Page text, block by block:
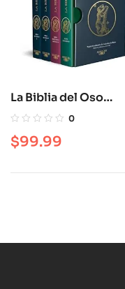
La Biblia del Oso
Estuche
0
$99.99